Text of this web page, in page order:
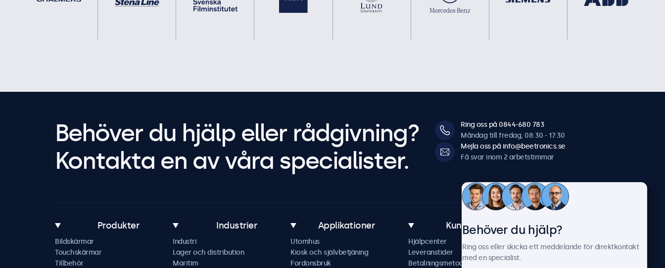
Behöver du hjälp eller rådgivning?
Kontakta en av våra specialister.
Ring oss på 0844-680 783
Måndag till fredag, 08:30 - 17:30
Mejla oss på info@beetronics.se
Få svar inom 2 arbetstimmar
Produkter
Bildskärmar
Touchskärmar
Tillbehör
Industrier
Industri
Lager och distribution
Maritim
Applikationer
Utomhus
Kiosk och självbetjäning
Fordonsbruk
Kundtjänst
Hjälpcenter
Leveranstider
Betalningsmetoder
Om Beetronics
Behöver du hjälp?
Ring oss eller skicka ett meddelande för direktkontakt
med en specialist.